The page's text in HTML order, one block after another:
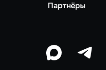
Партнёры